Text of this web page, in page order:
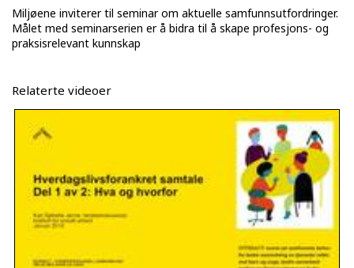
Miljøene inviterer til seminar om aktuelle samfunnsutfordringer.
Målet med seminarserien er å bidra til å skape profesjons- og
praksisrelevant kunnskap
Relaterte videoer